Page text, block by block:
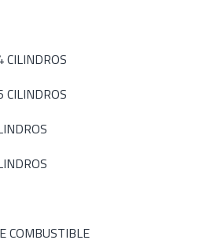
CILINDROS
CILINDROS
COMBUSTIBLE